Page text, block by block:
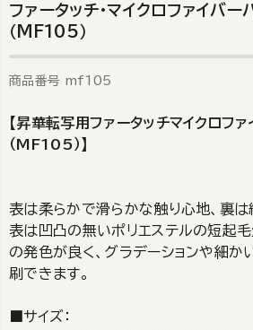
ファータッチ・マイクロファイバー
（MF105）
商品番号 mf105
【昇華転写用ファータッチマイクロフ
（MF105）】
表は柔らかで滑らかな触り心地、裏は
表は凹凸の無いポリエステルの短起
の発色が良く、グラデーションや細か
刷できます。
■サイズ：